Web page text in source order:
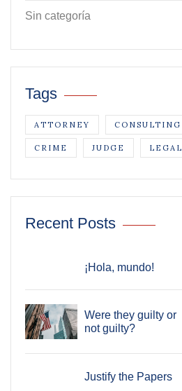
Sin categoría
Tags
ATTORNEY CONSULTING
CRIME JUDGE LEGAL
Recent Posts
¡Hola, mundo!
Were they guilty or
not guilty?
Justify the Papers